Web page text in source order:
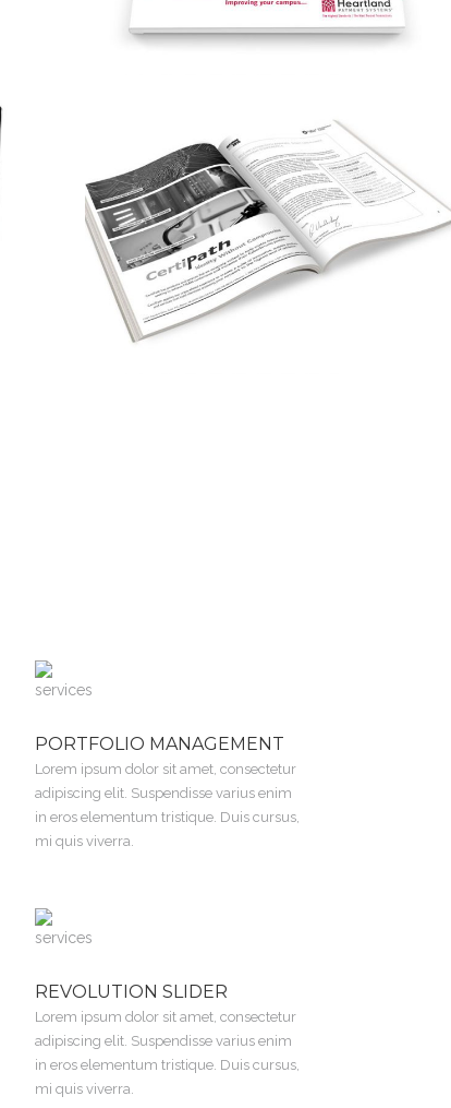
PORTFOLIO MANAGEMENT
Lorem ipsum dolor sit amet, consectetur
adipiscing elit. Suspendisse varius enim
in eros elementum tristique. Duis cursus,
mi quis viverra.
REVOLUTION SLIDER
Lorem ipsum dolor sit amet, consectetur
adipiscing elit. Suspendisse varius enim
in eros elementum tristique. Duis cursus,
mi quis viverra.